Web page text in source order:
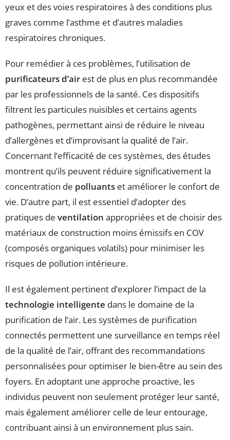
yeux et des voies respiratoires à des conditions plus
graves comme l’asthme et d’autres maladies
respiratoires chroniques.
Pour remédier à ces problèmes, l’utilisation de
purificateurs d’air est de plus en plus recommandée
par les professionnels de la santé. Ces dispositifs
filtrent les particules nuisibles et certains agents
pathogènes, permettant ainsi de réduire le niveau
d’allergènes et d’improvisant la qualité de l’air.
Concernant l’efficacité de ces systèmes, des études
montrent qu’ils peuvent réduire significativement la
concentration de polluants et améliorer le confort de
vie. D’autre part, il est essentiel d’adopter des
pratiques de ventilation appropriées et de choisir des
matériaux de construction moins émissifs en COV
(composés organiques volatils) pour minimiser les
risques de pollution intérieure.
Il est également pertinent d’explorer l’impact de la
technologie intelligente dans le domaine de la
purification de l’air. Les systèmes de purification
connectés permettent une surveillance en temps réel
de la qualité de l’air, offrant des recommandations
personnalisées pour optimiser le bien-être au sein des
foyers. En adoptant une approche proactive, les
individus peuvent non seulement protéger leur santé,
mais également améliorer celle de leur entourage,
contribuant ainsi à un environnement plus sain.